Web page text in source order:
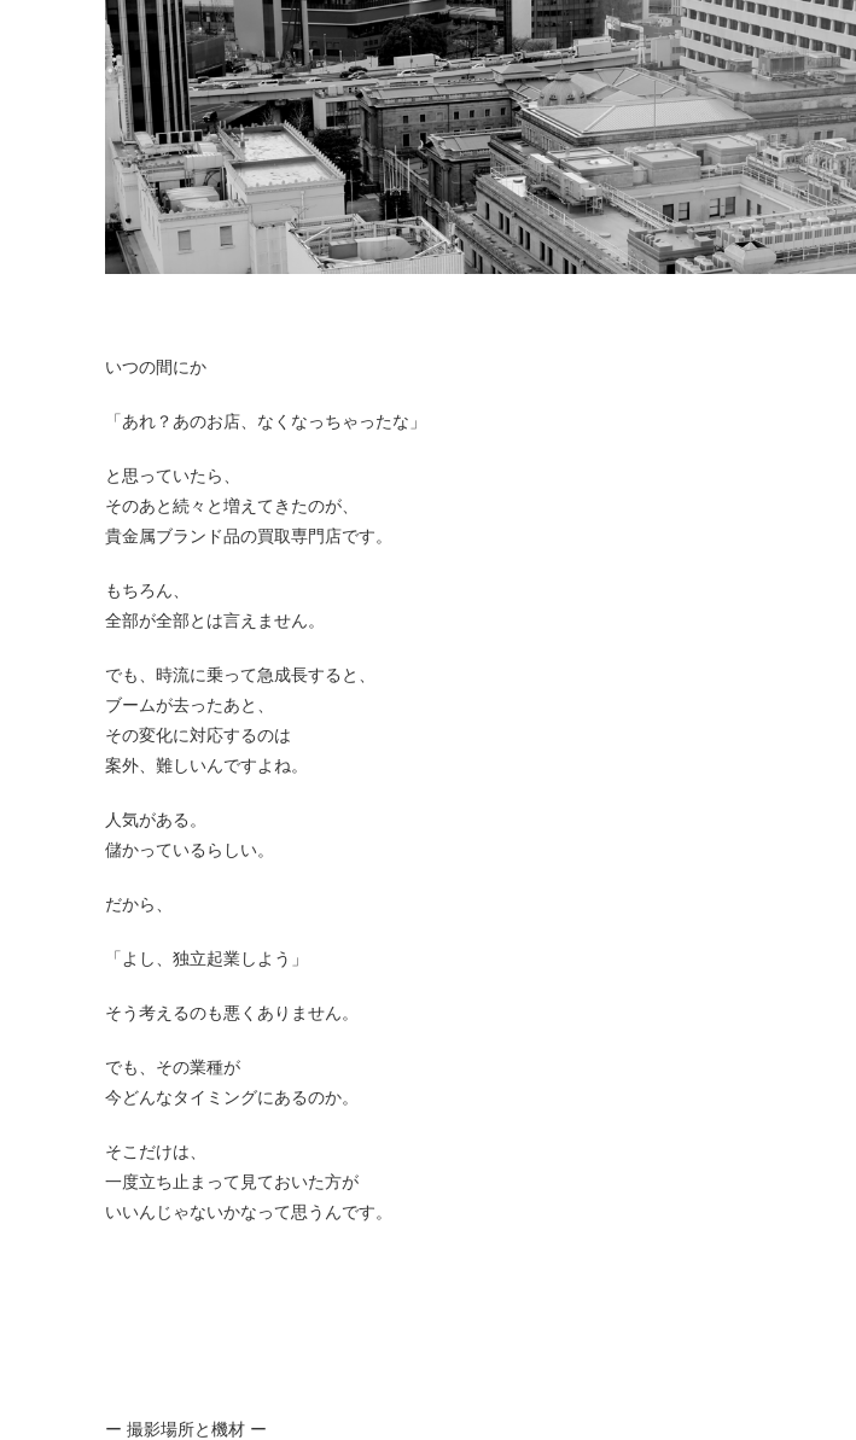
いつの間にか
「あれ？あのお店、なくなっちゃったな」
と思っていたら、
そのあと続々と増えてきたのが、
貴金属ブランド品の買取専門店です。
もちろん、
全部が全部とは言えません。
でも、時流に乗って急成長すると、
ブームが去ったあと、
その変化に対応するのは
案外、難しいんですよね。
人気がある。
儲かっているらしい。
だから、
「よし、独立起業しよう」
そう考えるのも悪くありません。
でも、その業種が
今どんなタイミングにあるのか。
そこだけは、
一度立ち止まって見ておいた方が
いいんじゃないかなって思うんです。
ー 撮影場所と機材 ー